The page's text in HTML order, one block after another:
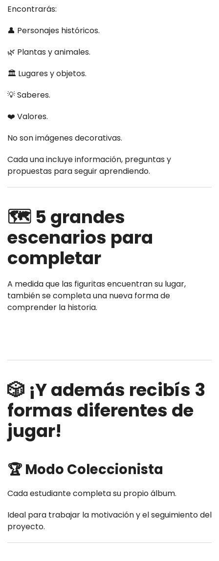
Encontrarás:
👤 Personajes históricos.
🌿 Plantas y animales.
🏛️ Lugares y objetos.
💡 Saberes.
❤️ Valores.
No son imágenes decorativas.
Cada una incluye información, preguntas y
propuestas para seguir aprendiendo.
🗺️ 5 grandes
escenarios para
completar
A medida que las figuritas encuentran su lugar,
también se completa una nueva forma de
comprender la historia.
🎲 ¡Y además recibís 3
formas diferentes de
jugar!
🏆 Modo Coleccionista
Cada estudiante completa su propio álbum.
Ideal para trabajar la motivación y el seguimiento del
proyecto.